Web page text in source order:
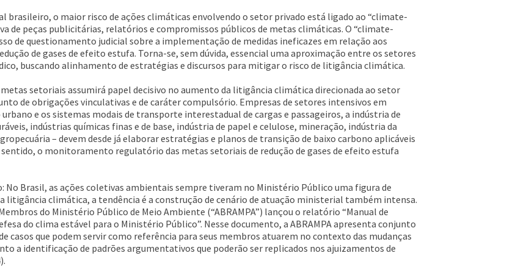
brasileiro, o maior risco de ações climáticas envolvendo o setor privado está ligado ao “climate-
de peças publicitárias, relatórios e compromissos públicos de metas climáticas. O “climate-
de questionamento judicial sobre a implementação de medidas ineficazes em relação aos
de gases de efeito estufa. Torna-se, sem dúvida, essencial uma aproximação entre os setores
buscando alinhamento de estratégias e discursos para mitigar o risco de litigância climática.
setoriais assumirá papel decisivo no aumento da litigância climática direcionada ao setor
de obrigações vinculativas e de caráter compulsório. Empresas de setores intensivos em
e os sistemas modais de transporte interestadual de cargas e passageiros, a indústria de
indústrias químicas finas e de base, indústria de papel e celulose, mineração, indústria da
– devem desde já elaborar estratégias e planos de transição de baixo carbono aplicáveis
sentido, o monitoramento regulatório das metas setoriais de redução de gases de efeito estufa
Brasil, as ações coletivas ambientais sempre tiveram no Ministério Público uma figura de
litigância climática, a tendência é a construção de cenário de atuação ministerial também intensa.
do Ministério Público de Meio Ambiente (“ABRAMPA”) lançou o relatório “Manual de
do clima estável para o Ministério Público”. Nesse documento, a ABRAMPA apresenta conjunto
casos que podem servir como referência para seus membros atuarem no contexto das mudanças
a identificação de padrões argumentativos que poderão ser replicados nos ajuizamentos de